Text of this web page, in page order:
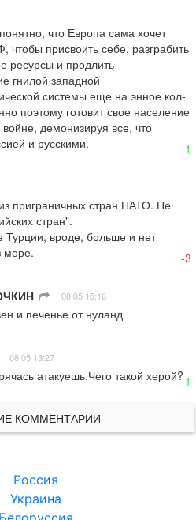
что Европа сама хочет
чтобы присвоить себе, разграбить
ресурсы и продлить
гнилой западной
системы еще на энное кол-
поэтому готовит свое население
демонизируя все, что
и русскими.
1
приграничных стран НАТО. Не
стран".
Турции, вроде, больше и нет
море.
-3
08.05 15:16
и печенье от нуланд
08.05 13:27
атакуешь.Чего такой херой? 1
КОММЕНТАРИИ
Россия
Украина